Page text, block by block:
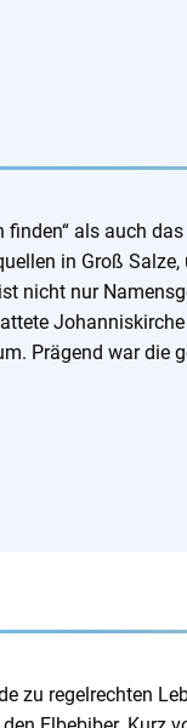
als auch
in Groß
nicht nur
Prägend war
zu regelrechten